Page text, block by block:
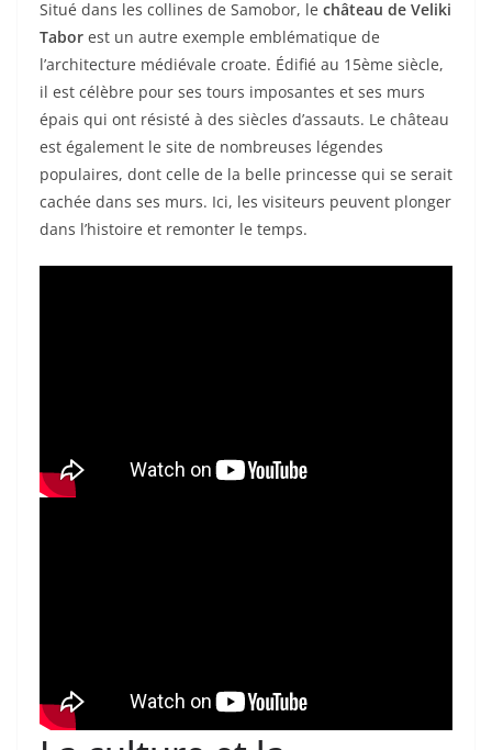
Situé dans les collines de Samobor, le château de Veliki
Tabor est un autre exemple emblématique de
l’architecture médiévale croate. Édifié au 15ème siècle,
il est célèbre pour ses tours imposantes et ses murs
épais qui ont résisté à des siècles d’assauts. Le château
est également le site de nombreuses légendes
populaires, dont celle de la belle princesse qui se serait
cachée dans ses murs. Ici, les visiteurs peuvent plonger
dans l’histoire et remonter le temps.